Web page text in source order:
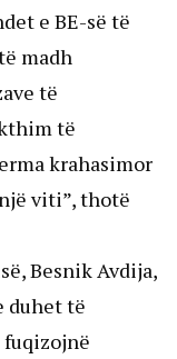
e BE-së të
madh
të
të
krahasimor
viti”, thotë
Besnik Avdija,
duhet të